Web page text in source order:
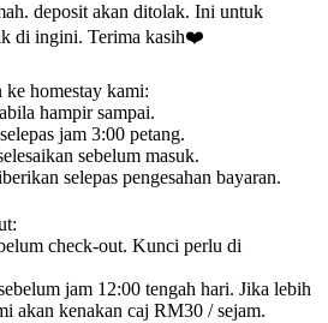
deposit akan ditolak. Ini untuk
di ingini. Terima kasih❤️
homestay kami:
hampir sampai.
jam 3:00 petang.
sebelum masuk.
selepas pengesahan bayaran.
check-out. Kunci perlu di
jam 12:00 tengah hari. Jika lebih
akan kenakan caj RM30 / sejam.